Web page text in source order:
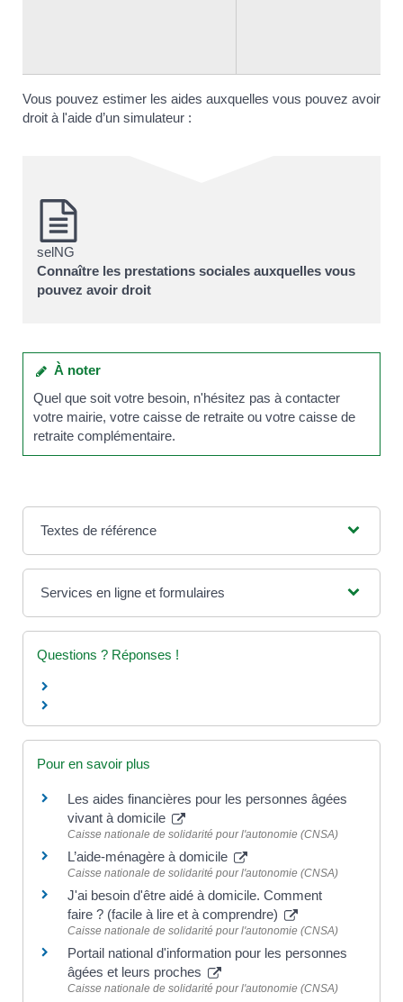
Vous pouvez estimer les aides auxquelles vous pouvez avoir
droit à l'aide d’un simulateur :
selNG
Connaître les prestations sociales auxquelles vous
pouvez avoir droit
À noter
Quel que soit votre besoin, n'hésitez pas à contacter
votre mairie, votre caisse de retraite ou votre caisse de
retraite complémentaire.
Textes de référence
Services en ligne et formulaires
Questions ? Réponses !
Pour en savoir plus
Les aides financières pour les personnes âgées
vivant à domicile
Caisse nationale de solidarité pour l'autonomie (CNSA)
L’aide-ménagère à domicile
Caisse nationale de solidarité pour l'autonomie (CNSA)
J'ai besoin d'être aidé à domicile. Comment
faire ? (facile à lire et à comprendre)
Caisse nationale de solidarité pour l'autonomie (CNSA)
Portail national d'information pour les personnes
âgées et leurs proches
Caisse nationale de solidarité pour l'autonomie (CNSA)